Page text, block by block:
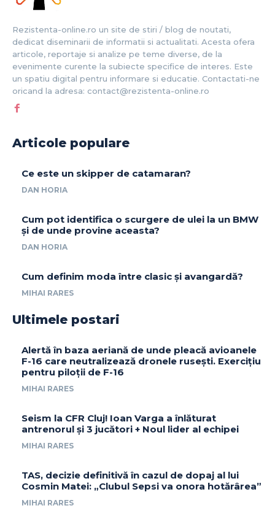
Rezistenta-online.ro un site de stiri / blog de noutati,
dedicat diseminarii de informatii si actualitati. Acesta ofera
articole, reportaje si analize pe teme diverse, de la
evenimente curente la subiecte specifice de interes. Este
un spatiu digital pentru informare si educatie. Contactati-ne
oricand la adresa: contact@rezistenta-online.ro
Articole populare
Ce este un skipper de catamaran?
DAN HORIA
Cum pot identifica o scurgere de ulei la un BMW
și de unde provine aceasta?
DAN HORIA
Cum definim moda între clasic și avangardă?
MIHAI RARES
Ultimele postari
Alertă în baza aeriană de unde pleacă avioanele
F-16 care neutralizează dronele rusești. Exercițiu
pentru piloții de F-16
MIHAI RARES
Seism la CFR Cluj! Ioan Varga a înlăturat
antrenorul și 3 jucători + Noul lider al echipei
MIHAI RARES
TAS, decizie definitivă în cazul de dopaj al lui
Cosmin Matei: „Clubul Sepsi va onora hotărârea”
MIHAI RARES